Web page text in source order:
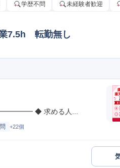
学歴不問 未経験者歓迎
7.5h 転勤無し
◆ 求める人...
+22個